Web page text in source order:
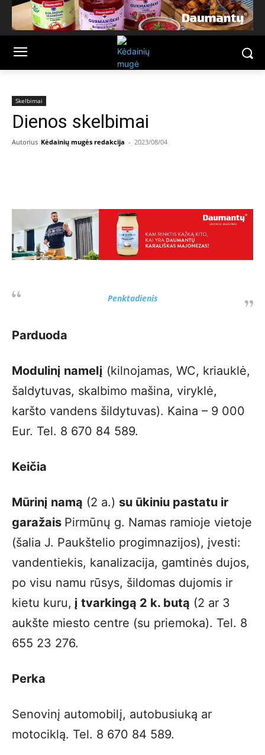
Skelbimai
Dienos skelbimai
Autorius Kėdainių mugės redakcija - 2023/08/04
Penktadienis
Parduoda
Modulinį namelį (kilnojamas, WC, kriauklė,
šaldytuvas, skalbimo mašina, viryklė,
karšto vandens šildytuvas). Kaina – 9 000
Eur. Tel. 8 670 84 589.
Keičia
Mūrinį namą (2 a.) su ūkiniu pastatu ir
garažais Pirmūnų g. Namas ramioje vietoje
(šalia J. Paukštelio progimnazijos), įvesti:
vandentiekis, kanalizacija, gamtinės dujos,
po visu namu rūsys, šildomas dujomis ir
kietu kuru, į tvarkingą 2 k. butą (2 ar 3
aukšte miesto centre (su priemoka). Tel. 8
655 23 276.
Perka
Senovinį automobilį, autobusiuką ar
motociklą. Tel. 8 670 84 589.